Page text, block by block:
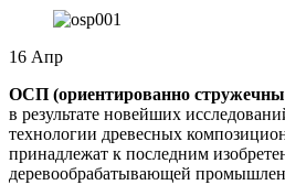
16 Апр
ОСП (ориентированно
в результате новейших
технологии древесных
принадлежат к последним
деревообрабатывающей